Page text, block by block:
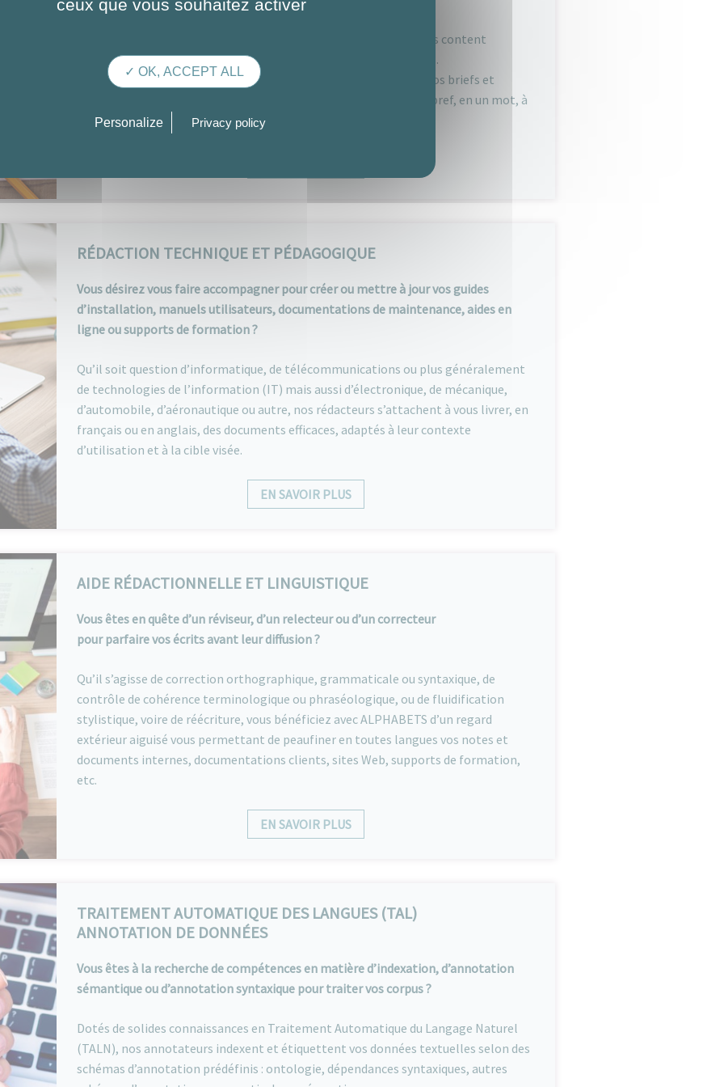
Spécialistes de l’Inbound Marketing et du Content Marketing, nos content
managers mettent à votre service leurs compétences spécifiques.
Ils vous livrent des contenus à forte valeur ajoutée répondant à vos briefs et
adaptés à vos cibles, objectifs marketing et calendrier éditorial, bref, en un mot, à
votre stratégie de contenus.
RÉDACTION TECHNIQUE ET PÉDAGOGIQUE
Vous désirez vous faire accompagner pour créer ou mettre à jour vos guides
d’installation, manuels utilisateurs, documentations de maintenance, aides en
ligne ou supports de formation ?
Qu’il soit question d’informatique, de télécommunications ou plus généralement
de technologies de l’information (IT) mais aussi d’électronique, de mécanique,
d’automobile, d’aéronautique ou autre, nos rédacteurs s’attachent à vous livrer, en
français ou en anglais, des documents efficaces, adaptés à leur contexte
d’utilisation et à la cible visée.
EN SAVOIR PLUS
AIDE RÉDACTIONNELLE ET LINGUISTIQUE
Vous êtes en quête d’un réviseur, d’un relecteur ou d’un correcteur
pour parfaire vos écrits avant leur diffusion ?
Qu’il s’agisse de correction orthographique, grammaticale ou syntaxique, de
contrôle de cohérence terminologique ou phraséologique, ou de fluidification
stylistique, voire de réécriture, vous bénéficiez avec ALPHABETS d’un regard
extérieur aiguisé vous permettant de peaufiner en toutes langues vos notes et
documents internes, documentations clients, sites Web, supports de formation,
etc.
EN SAVOIR PLUS
TRAITEMENT AUTOMATIQUE DES LANGUES (TAL)
ANNOTATION DE DONNÉES
Vous êtes à la recherche de compétences en matière d’indexation, d’annotation
sémantique ou d’annotation syntaxique pour traiter vos corpus ?
Dotés de solides connaissances en Traitement Automatique du Langage Naturel
(TALN), nos annotateurs indexent et étiquettent vos données textuelles selon des
schémas d’annotation prédéfinis : ontologie, dépendances syntaxiques, autres
ceux que vous souhaitez activer
✓ OK, ACCEPT ALL
Personalize Privacy policy